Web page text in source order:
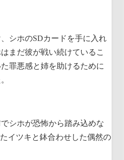
シホのSDカードを手に入れ
まだ彼が戦い続けているこ
罪悪感と姉を助けるために
シホが恐怖から踏み込めな
イツキと鉢合わせした偶然の